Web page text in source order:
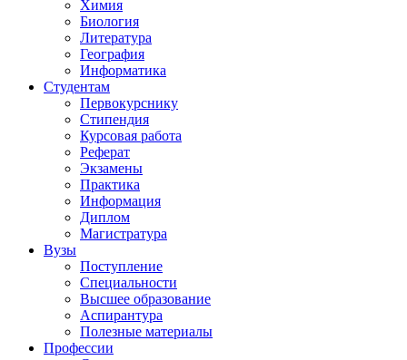
Химия
Биология
Литература
География
Информатика
Студентам
Первокурснику
Стипендия
Курсовая работа
Реферат
Экзамены
Практика
Информация
Диплом
Магистратура
Вузы
Поступление
Специальности
Высшее образование
Аспирантура
Полезные материалы
Профессии